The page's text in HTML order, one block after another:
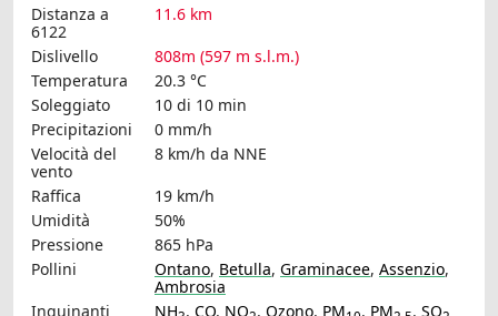
Distanza a
6122
11.6 km
Dislivello
808m (597 m s.l.m.)
Temperatura
20.3 °C
Soleggiato
10 di 10 min
Precipitazioni
0 mm/h
Velocità del
vento
8 km/h da NNE
Raffica
19 km/h
Umidità
50%
Pressione
865 hPa
Pollini
Ontano, Betulla, Graminacee, Assenzio,
Ambrosia
Inquinanti
NH , CO, NO , Ozono, PM , PM , SO